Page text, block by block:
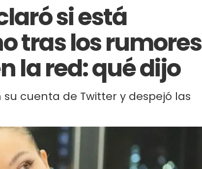
si está
tras los rumores
la red: qué dijo
cuenta de Twitter y despejó las